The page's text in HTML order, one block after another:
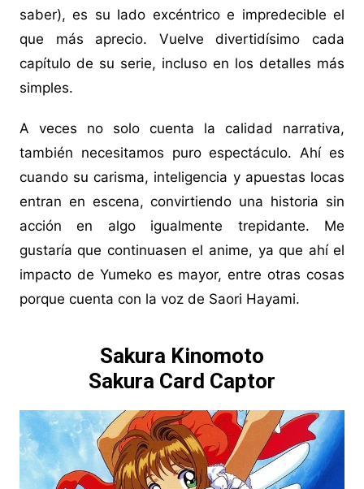
saber), es su lado excéntrico e impredecible el
que más aprecio. Vuelve divertidísimo cada
capítulo de su serie, incluso en los detalles más
simples.
A veces no solo cuenta la calidad narrativa,
también necesitamos puro espectáculo. Ahí es
cuando su carisma, inteligencia y apuestas locas
entran en escena, convirtiendo una historia sin
acción en algo igualmente trepidante. Me
gustaría que continuasen el anime, ya que ahí el
impacto de Yumeko es mayor, entre otras cosas
porque cuenta con la voz de Saori Hayami.
Sakura Kinomoto
Sakura Card Captor